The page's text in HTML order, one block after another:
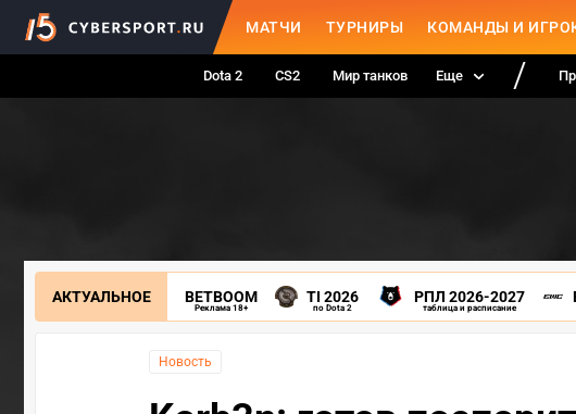
МАТЧИ ТУРНИРЫ КОМАНДЫ И
Dota 2 CS2 Мир танков Еще
АКТУАЛЬНОЕ BETBOOM
Реклама 18+
TI 2026
по Dota 2
РПЛ 2026-2027
таблица и расписание
Новость